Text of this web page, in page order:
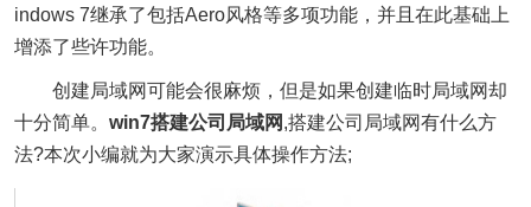
indows 7继承了包括Aero风格等多项功能，并且在此基础上
增添了些许功能。
创建局域网可能会很麻烦，但是如果创建临时局域网却
十分简单。 win7搭建公司局域网 ,搭建公司局域网有什么方
法?本次小编就为大家演示具体操作方法;